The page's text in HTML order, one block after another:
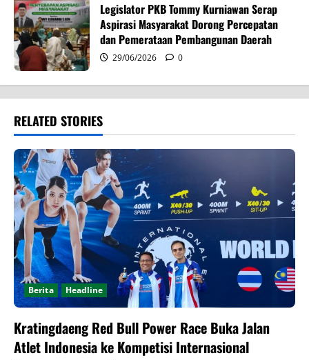
Legislator PKB Tommy Kurniawan Serap
Aspirasi Masyarakat Dorong Percepatan
dan Pemerataan Pembangunan Daerah
29/06/2026 0
RELATED STORIES
Berita Headline
Kratingdaeng Red Bull Power Race Buka Jalan
Atlet Indonesia ke Kompetisi Internasional